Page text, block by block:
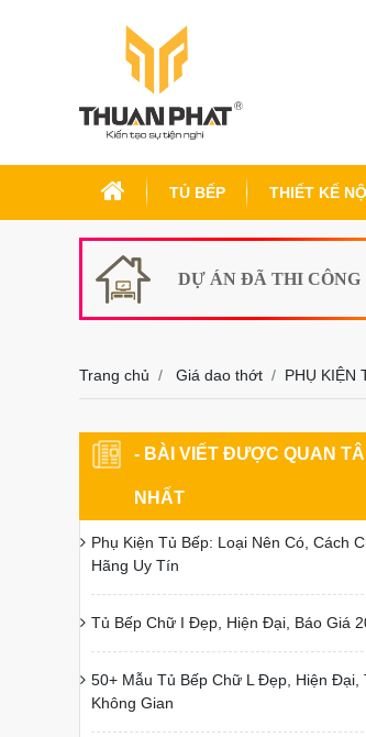
TỦ BẾP THIẾT KẾ
DỰ ÁN ĐÃ THI CÔNG
Trang chủ Giá dao thớt PHỤ KIỆN
- BÀI VIẾT ĐƯỢC QUAN
NHẤT
Phụ Kiện Tủ Bếp: Loại Nên Có, Cách
Hãng Uy Tín
Tủ Bếp Chữ I Đẹp, Hiện Đại, Báo Giá
50+ Mẫu Tủ Bếp Chữ L Đẹp, Hiện Đại,
Không Gian